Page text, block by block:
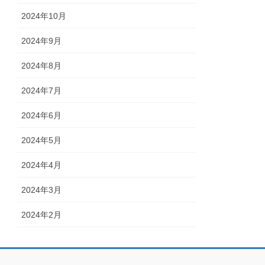
2024年10月
2024年9月
2024年8月
2024年7月
2024年6月
2024年5月
2024年4月
2024年3月
2024年2月